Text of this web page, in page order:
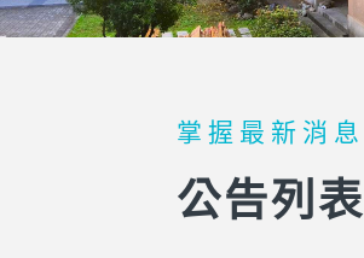
掌握最新消息
公告列表